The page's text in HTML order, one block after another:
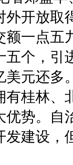
外开放取
额一点五
五个，引
美元还多
有桂林、
优势。自
发建设，